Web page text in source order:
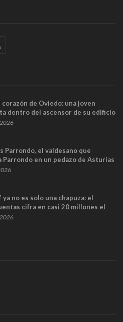
de Oviedo: una joven
dentro del ascensor de su edificio
sus últimos minutos
Parrondo, el valdesano que
Parrondo en un pedazo de Asturias
ya no es solo una chapuza: el
cifra en casi 20 millones el
trenes que no cabían por los